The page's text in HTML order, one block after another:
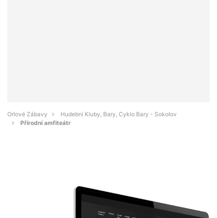
Orlové Zábavy
Hudební Kluby, Bary, Cyklo Bary - Sokolov
Přírodní amfiteátr